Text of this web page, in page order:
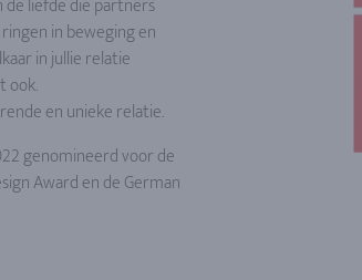
in beweging en
in jullie relatie
ook.
en unieke relatie.
genomineerd voor de
Award en de German